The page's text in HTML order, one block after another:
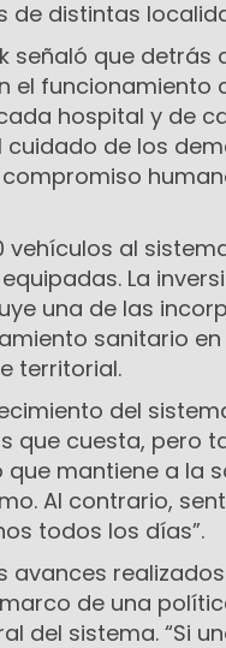
distintas
señaló que detrás
el funcionamiento
hospital y de
de los
al
La
una de las
sanitario
territorial.
del
que cuesta, pero
mantiene a la
Al contrario,
todos los días”.
avances
de una
del sistema. “Si